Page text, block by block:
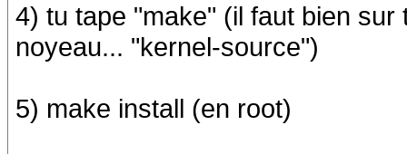
4) tu tape "make" (il faut bien
noyeau... "kernel-source")
5) make install (en root)